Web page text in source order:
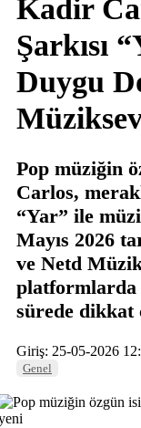
Kadir
Şarkısı
Duygu
Pop müziğin
Carlos,
“Yar” ile
Mayıs 2026
ve Netd
platformlarda
sürede dikkat
Giriş: 25-05-2026
Genel